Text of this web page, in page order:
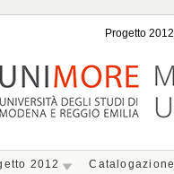
Progetto 2012
2012 Catalogazione